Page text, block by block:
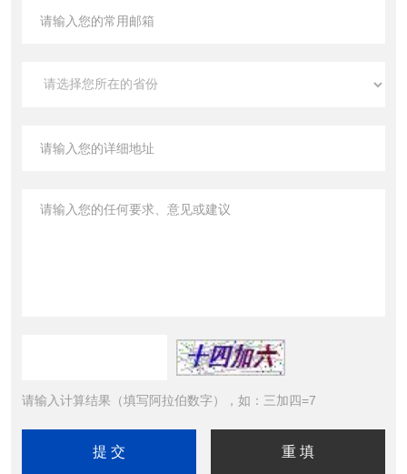
请输入计算结果（填写阿拉伯数字），如：三加四=7